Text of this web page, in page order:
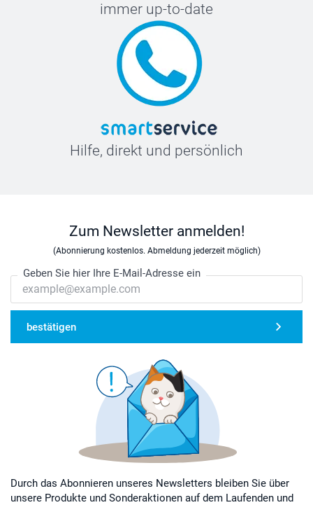
immer up-to-date
Hilfe, direkt und persönlich
Zum Newsletter anmelden!
(Abonnierung kostenlos. Abmeldung jederzeit möglich)
Geben Sie hier Ihre E-Mail-Adresse ein
bestätigen
Durch das Abonnieren unseres Newsletters bleiben Sie über
unsere Produkte und Sonderaktionen auf dem Laufenden und